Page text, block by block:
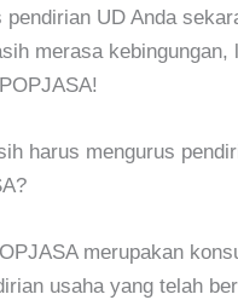
pendirian UD Anda
merasa kebingungan,
harus mengurus
merupakan
usaha yang telah